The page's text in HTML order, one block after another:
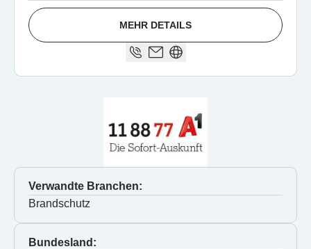
MEHR DETAILS
Verwandte Branchen:
Brandschutz
Bundesland: